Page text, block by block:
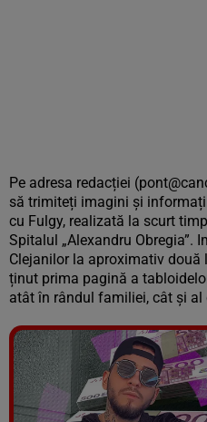
Pe adresa redacției
să trimiteți imagini și
cu Fulgy, realizată la scurt
Spitalul „Alexandru Obregia”.
Clejanilor la aproximativ două
ținut prima pagină a
atât în rândul familiei, cât și al